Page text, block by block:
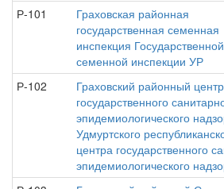
Р-101
Граховская районная
государственная семенная
инспекция Государственной
семенной инспекции УР
Р-102
Граховский районный центр
государственного
эпидемиологического
Удмуртского
центра государственного
эпидемиологического